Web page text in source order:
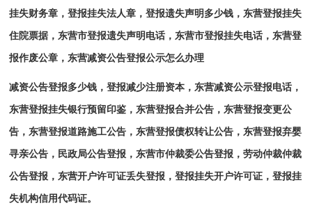
挂失财务章，登报挂失法人章，登报遗失声明多少钱，东营登报挂失
住院票据，东营市登报遗失声明电话，东营市登报挂失电话，东营登
报作废公章，东营减资公告登报公示怎么办理
减资公告登报多少钱，登报减少注册资本，东营减资公示登报电话，
东营登报挂失银行预留印鉴，东营登报合并公告，东营登报变更公
告，东营登报道路施工公告，东营登报债权转让公告，东营登报弃婴
寻亲公告，民政局公告登报，东营市仲裁委公告登报，劳动仲裁仲裁
公告登报，东营开户许可证丢失登报，登报挂失开户许可证，登报挂
失机构信用代码证。